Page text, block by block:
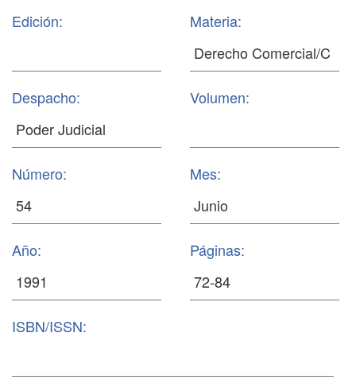
Edición: Materia:
Despacho: Volumen:
Número: Mes:
Año: Páginas:
ISBN/ISSN: